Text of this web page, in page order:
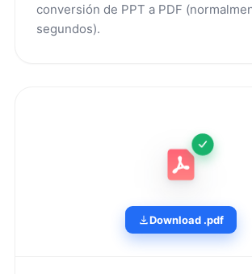
conversión de PPT a PDF
segundos).
Download .pdf